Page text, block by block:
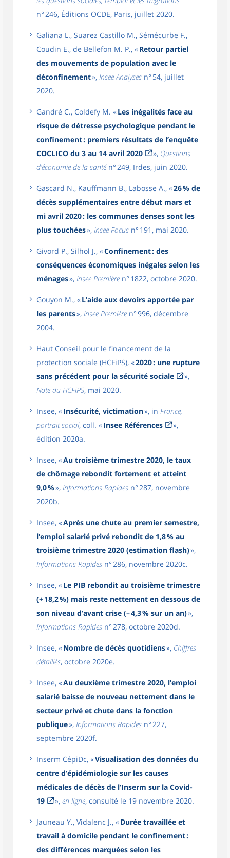
n° 246, Éditions OCDE, Paris, juillet 2020.
Galiana L., Suarez Castillo M., Sémécurbe F.,
Coudin E., de Bellefon M. P., «Retour partiel
des mouvements de population avec le
déconfinement», Insee Analyses n° 54, juillet
2020.
Gandré C., Coldefy M. «Les inégalités face au
risque de détresse psychologique pendant le
confinement : premiers résultats de l’enquête
COCLICO du 3 au 14 avril 2020
», Questions
d’économie de la santén° 249, Irdes, juin 2020.
Gascard N., Kauffmann B., Labosse A., «26 % de
décès supplémentaires entre début mars et
mi avril 2020 : les communes denses sont les
plus touchées», Insee Focus n° 191, mai 2020.
Givord P., Silhol J., «Confinement : des
conséquences économiques inégales selon les
ménages», Insee Première n° 1822, octobre 2020.
Gouyon M., «L’aide aux devoirs apportée par
les parents», Insee Première n° 996, décembre
2004.
Haut Conseil pour le financement de la
protection sociale (HCFiPS), «2020 : une rupture
sans précédent pour la sécurité sociale
»,
Note du HCFiPS, mai 2020.
Insee, «Insécurité, victimation», in France,
portrait social, coll. «Insee Références
»,
édition 2020a.
Insee, «Au troisième trimestre 2020, le taux
de chômage rebondit fortement et atteint
9,0 %», Informations Rapides n° 287, novembre
2020b.
Insee, «Après une chute au premier semestre,
l’emploi salarié privé rebondit de 1,8 % au
troisième trimestre 2020 (estimation flash)»,
Informations Rapides n° 286, novembre 2020c.
Insee, «Le PIB rebondit au troisième trimestre
(+ 18,2 %) mais reste nettement en dessous de
son niveau d’avant crise (– 4,3 % sur un an)»,
Informations Rapides n° 278, octobre 2020d.
Insee, «Nombre de décès quotidiens», Chiffres
détaillés, octobre 2020e.
Insee, «Au deuxième trimestre 2020, l’emploi
salarié baisse de nouveau nettement dans le
secteur privé et chute dans la fonction
publique», Informations Rapides n° 227,
septembre 2020f.
Inserm CépiDc, «Visualisation des données du
centre d’épidémiologie sur les causes
médicales de décès de l’Inserm sur la Covid-
19
», en ligne, consulté le 19 novembre 2020.
Jauneau Y., Vidalenc J., «Durée travaillée et
travail à domicile pendant le confinement :
des différences marquées selon les